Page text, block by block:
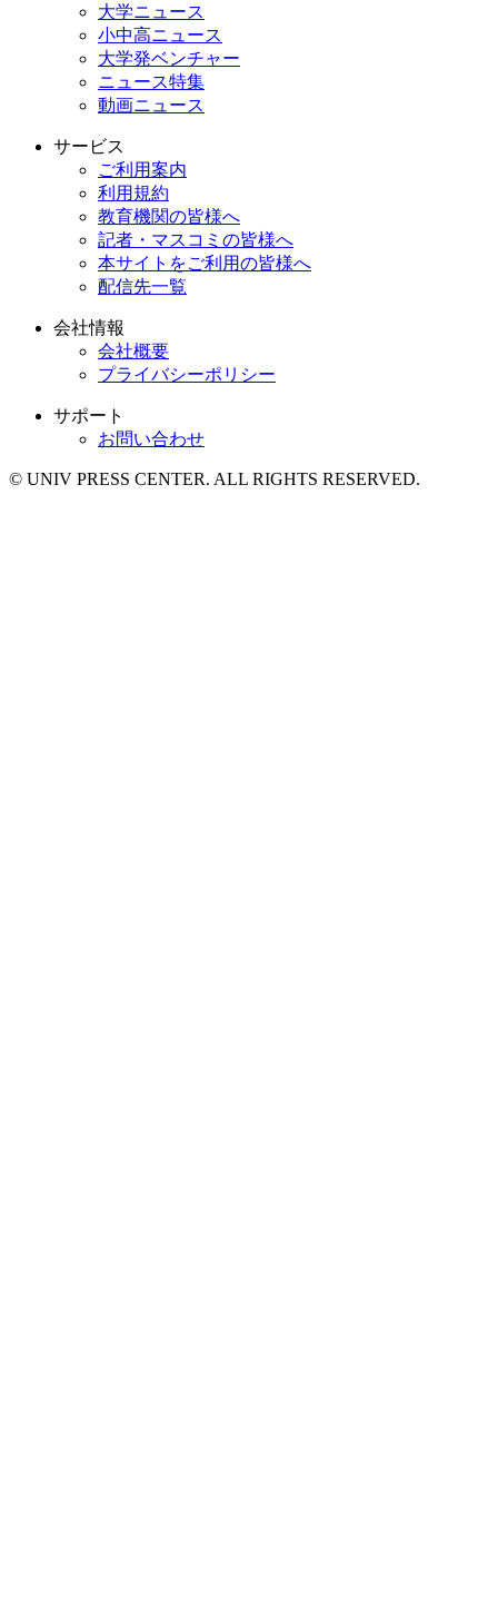
大学ニュース
小中高ニュース
大学発ベンチャー
ニュース特集
動画ニュース
サービス
ご利用案内
利用規約
教育機関の皆様へ
記者・マスコミの皆様へ
本サイトをご利用の皆様へ
配信先一覧
会社情報
会社概要
プライバシーポリシー
サポート
お問い合わせ
© UNIV PRESS CENTER. ALL RIGHTS RESERVED.